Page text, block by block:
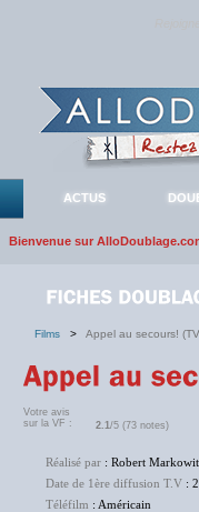
ACTUS
Bienvenue sur
Films > Appel au secours!
Votre avis
sur la VF :
2.1 /5 (73 notes)
Réalisé par : Robert
Date de 1ère diffusion T.V :
Téléfilm : Américain